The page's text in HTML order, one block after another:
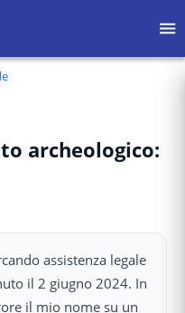
archeologico:
assistenza legale
il 2 giugno 2024. In
il mio nome su un